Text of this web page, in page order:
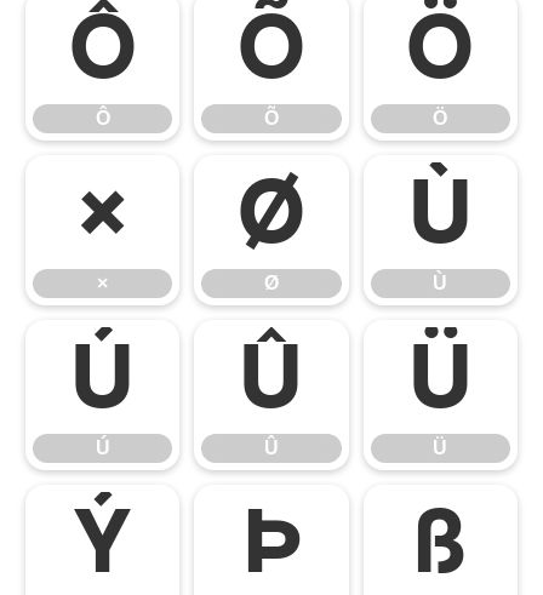
Ô
Ô
Õ
Õ
Ö
Ö
×
×
Ø
Ø
Ù
Ù
Ú
Ú
Û
Û
Ü
Ü
Ý Þ ß